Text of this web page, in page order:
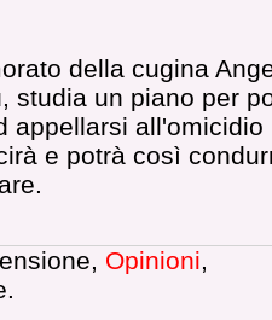
della cugina
studia un piano per
appellarsi all'omicidio
e potrà così
Opinioni,